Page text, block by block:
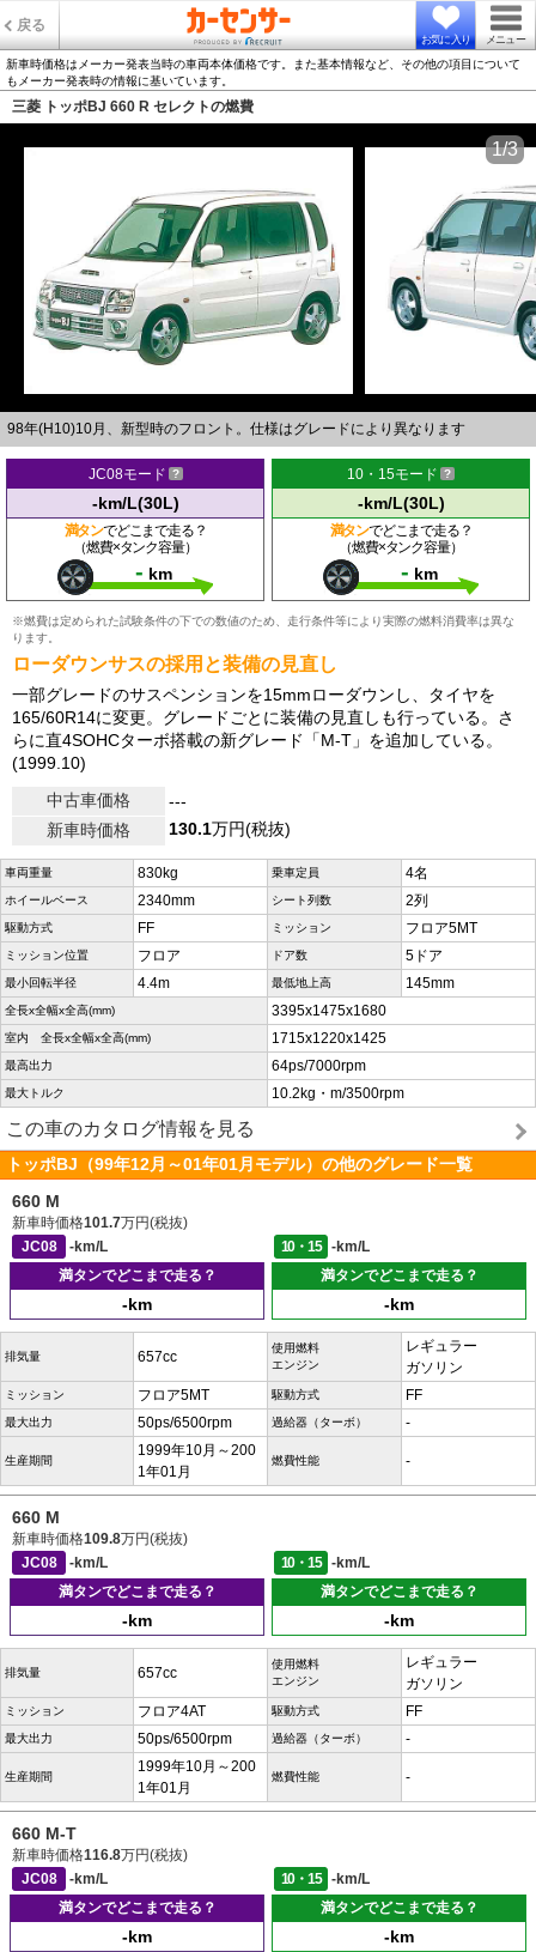
戻る
お気に入り メニュー
新車時価格はメーカー発表当時の車両本体価格です。また基本情報など、その他の項目について
もメーカー発表時の情報に基いています。
三菱 トッポBJ 660 R セレクトの燃費
98年(H10)10月、新型時のフロント。仕様はグレードにより異なります
1/3
JC08モード
-km/L(30L)
満タンでどこまで走る？
（燃費×タンク容量）
- km
10・15モード
-km/L(30L)
満タンでどこまで走る？
（燃費×タンク容量）
- km
※燃費は定められた試験条件の下での数値のため、走行条件等により実際の燃料消費率は異な
ります。
ローダウンサスの採用と装備の見直し
一部グレードのサスペンションを15mmローダウンし、タイヤを
165/60R14に変更。グレードごとに装備の見直しも行っている。さ
らに直4SOHCターボ搭載の新グレード「M-T」を追加している。
(1999.10)
中古車価格
---
新車時価格
130.1万円(税抜)
車両重量 830kg 乗車定員 4名
ホイールベース 2340mm シート列数 2列
駆動方式 FF ミッション フロア5MT
ミッション位置 フロア ドア数 5ドア
最小回転半径 4.4m 最低地上高 145mm
全長x全幅x全高(mm) 3395x1475x1680
室内 全長x全幅x全高(mm) 1715x1220x1425
最高出力 64ps/7000rpm
最大トルク 10.2kg・m/3500rpm
この車のカタログ情報を見る
トッポBJ（99年12月～01年01月モデル）の他のグレード一覧
660 M
新車時価格101.7万円(税抜)
JC08
-km/L 10・15
-km/L
満タンでどこまで走る？
-km
満タンでどこまで走る？
-km
排気量 657cc
使用燃料
エンジン
レギュラー
ガソリン
ミッション フロア5MT 駆動方式 FF
最大出力 50ps/6500rpm 過給器（ターボ） -
生産期間
1999年10月～200
1年01月
燃費性能 -
660 M
新車時価格109.8万円(税抜)
JC08
-km/L 10・15
-km/L
満タンでどこまで走る？
-km
満タンでどこまで走る？
-km
排気量 657cc
使用燃料
エンジン
レギュラー
ガソリン
ミッション フロア4AT 駆動方式 FF
最大出力 50ps/6500rpm 過給器（ターボ） -
生産期間
1999年10月～200
1年01月
燃費性能 -
660 M-T
新車時価格116.8万円(税抜)
JC08
-km/L 10・15
-km/L
満タンでどこまで走る？
-km
満タンでどこまで走る？
-km